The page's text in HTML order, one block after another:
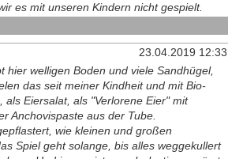
es mit unseren Kindern nicht gespielt.
23.04.2019 12:33
welligen Boden und viele Sandhügel,
das seit meiner Kindheit und mit Bio-
Eiersalat, als "Verlorene Eier" mit
Anchovispaste aus der Tube.
wie kleinen und großen
Spiel geht solange, bis alles weggekullert